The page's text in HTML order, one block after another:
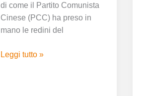
di come il Partito Comunista
Cinese (PCC) ha preso in
mano le redini del
Leggi tutto »